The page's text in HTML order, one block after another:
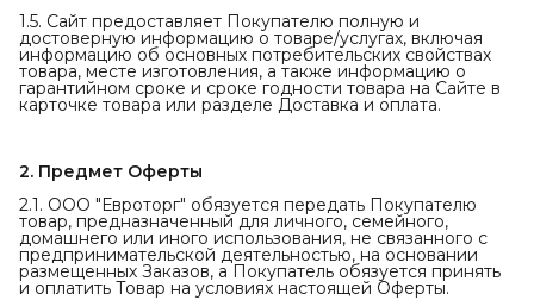
1.5. Сайт предоставляет Покупателю полную и
достоверную информацию о товаре/услугах, включая
информацию об основных потребительских свойствах
товара, месте изготовления, а также информацию о
гарантийном сроке и сроке годности товара на Сайте в
карточке товара или разделе Доставка и оплата.
2. Предмет Оферты
2.1. ООО "Евроторг" обязуется передать Покупателю
товар, предназначенный для личного, семейного,
домашнего или иного использования, не связанного с
предпринимательской деятельностью, на основании
размещенных Заказов, а Покупатель обязуется принять
и оплатить Товар на условиях настоящей Оферты.